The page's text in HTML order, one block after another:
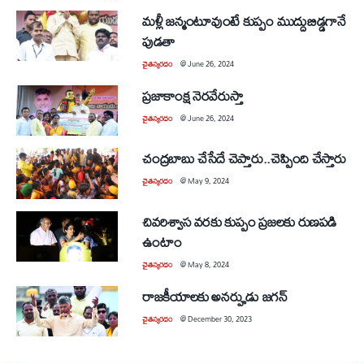
మళ్లీ జన్మంటూవుంటే కుప్పం ముద్దుబిడ్డగానే
పుడతా
చైతన్యరధం @June 26, 2024
ప్రజాకాంక్ష నెరవేరుస్తా
చైతన్యరధం @June 26, 2024
చంద్రబాబు చేసేదే చెప్తారు..చెప్పింది చేస్తారు
చైతన్యరధం @May 9, 2024
చివరిశ్వాస వరకు కుప్పం ప్రజలకు రుణపడి
ఉంటాం
చైతన్యరధం @May 8, 2024
రాజకీయాలకు అనర్హుడు జగన్‌
చైతన్యరధం @December 30, 2023